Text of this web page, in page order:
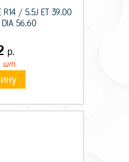
R14 / 5.5J ET 39.00
56.60
р.
шт.